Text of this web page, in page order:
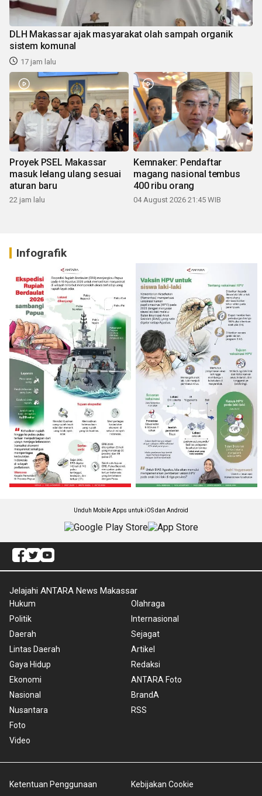
DLH Makassar ajak masyarakat olah sampah organik
sistem komunal
17 jam lalu
Proyek PSEL Makassar
masuk lelang ulang sesuai
aturan baru
22 jam lalu
Kemnaker: Pendaftar
magang nasional tembus
400 ribu orang
04 August 2026 21:45 WIB
Infografik
Unduh Mobile Apps untuk iOS dan Android
Jelajahi ANTARA News Makassar
Hukum
Politik
Daerah
Lintas Daerah
Gaya Hidup
Ekonomi
Nasional
Nusantara
Foto
Video
Olahraga
Internasional
Sejagat
Artikel
Redaksi
ANTARA Foto
BrandA
RSS
Ketentuan Penggunaan
Kebijakan Cookie